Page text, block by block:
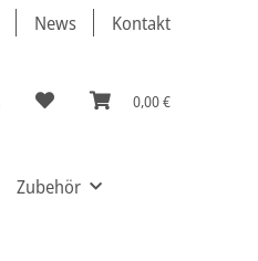
News Kontakt
0,00 €
Zubehör